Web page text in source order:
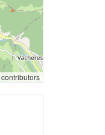
contributors